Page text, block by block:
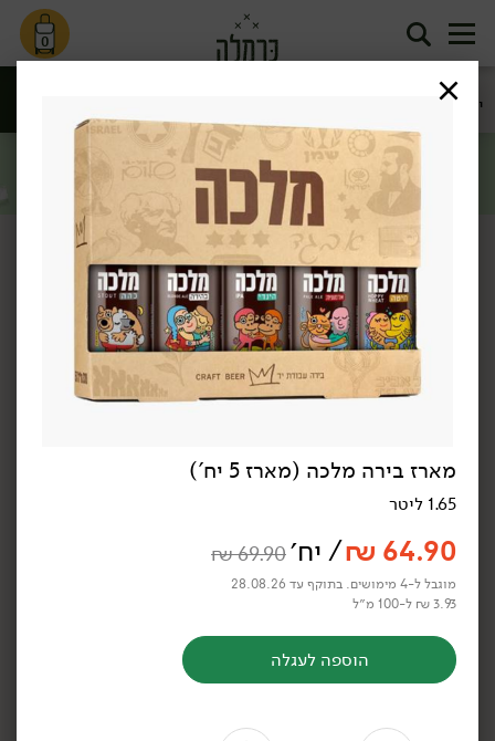
0
יין ומשקאות
יינות
/ יין ומשקאות בירות
מבצע: בירה מלכה/נגב 4 יח' ב- 49.90 ₪ >>
*לפי תקנון מבצע, הזול מבניהם.
כן, אני רוצה
בירה מלכה בהירה
4 יח' ב- 49.90 ₪
בירה מלכה הינדי IPA
מארז בירה מלכה (מארז 5 יח')
1.65 ליטר
64.90
₪/ יח׳69.90
₪
מוגבל ל-4 מימושים. בתוקף עד 28.08.26
3.93 ₪ ל-100 מ״ל
הוספה לעגלה